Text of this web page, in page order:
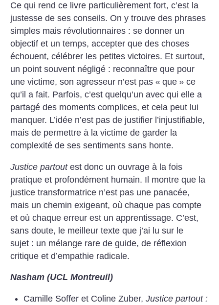
Ce qui rend ce livre particulièrement fort, c’est la
justesse de ses conseils. On y trouve des phrases
simples mais révolutionnaires : se donner un
objectif et un temps, accepter que des choses
échouent, célébrer les petites victoires. Et surtout,
un point souvent négligé : reconnaître que pour
une victime, son agresseur n’est pas « que » ce
qu’il a fait. Parfois, c’est quelqu’un avec qui elle a
partagé des moments complices, et cela peut lui
manquer. L’idée n’est pas de justifier l’injustifiable,
mais de permettre à la victime de garder la
complexité de ses sentiments sans honte.
Justice partoutest donc un ouvrage à la fois
pratique et profondément humain. Il montre que la
justice transformatrice n’est pas une panacée,
mais un chemin exigeant, où chaque pas compte
et où chaque erreur est un apprentissage. C’est,
sans doute, le meilleur texte que j’ai lu sur le
sujet : un mélange rare de guide, de réflexion
critique et d’empathie radicale.
Nasham (UCL Montreuil)
Camille Soffer et Coline Zuber, Justice partout :